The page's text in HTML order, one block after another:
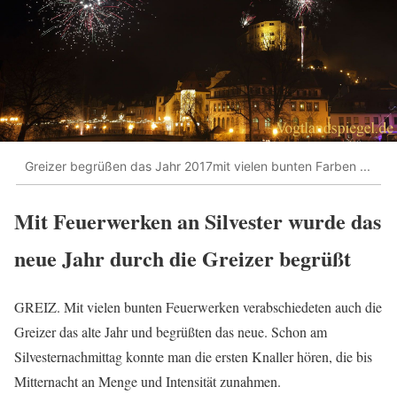
Greizer begrüßen das Jahr 2017mit vielen bunten Farben ...
Mit Feuerwerken an Silvester wurde das
neue Jahr durch die Greizer begrüßt
GREIZ. Mit vielen bunten Feuerwerken verabschiedeten auch die
Greizer das alte Jahr und begrüßten das neue. Schon am
Silvesternachmittag konnte man die ersten Knaller hören, die bis
Mitternacht an Menge und Intensität zunahmen.